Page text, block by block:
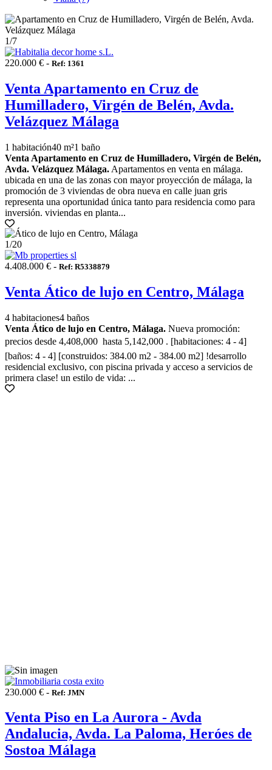
1/7
220.000 € - Ref: 1361
Venta Apartamento en Cruz de
Humilladero, Virgén de Belén, Avda.
Velázquez Málaga
1 habitación40 m²1 baño
Venta Apartamento en Cruz de Humilladero, Virgén de Belén,
Avda. Velázquez Málaga. Apartamentos en venta en málaga.
ubicada en una de las zonas con mayor proyección de málaga, la
promoción de 3 viviendas de obra nueva en calle juan gris
representa una oportunidad única tanto para residencia como para
inversión. viviendas en planta...
1/20
4.408.000 € - Ref: R5338879
Venta Ático de lujo en Centro, Málaga
4 habitaciones4 baños
Venta Ático de lujo en Centro, Málaga. Nueva promoción:
precios desde 4,408,000  hasta 5,142,000 . [habitaciones: 4 - 4]
[baños: 4 - 4] [construidos: 384.00 m2 - 384.00 m2] !desarrollo
residencial exclusivo, con piscina privada y acceso a servicios de
primera clase! un estilo de vida: ...
230.000 € - Ref: JMN
Venta Piso en La Aurora - Avda
Andalucia, Avda. La Paloma, Heróes de
Sostoa Málaga